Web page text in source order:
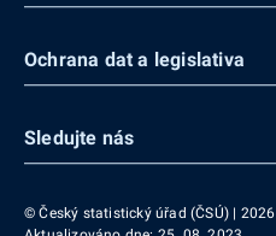
Ochrana dat a legislativa
Sledujte nás
© Český statistický úřad (ČSÚ) | 2026